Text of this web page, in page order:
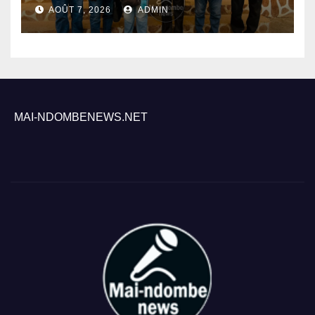
renforcer le suivi de la lutte
contre le paludisme
AOÛT 7, 2026 ADMIN
MAI-NDOMBENEWS.NET